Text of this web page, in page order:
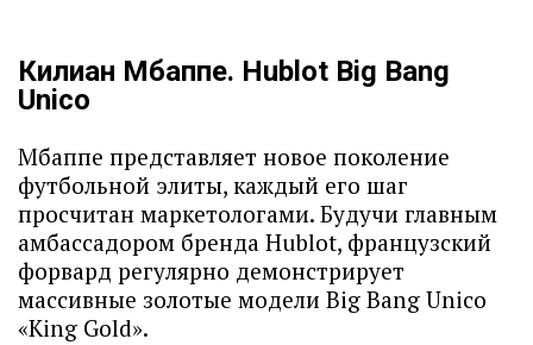
Килиан Мбаппе. Hublot Big Bang
Unico
Мбаппе представляет новое поколение
футбольной элиты, каждый его шаг
просчитан маркетологами. Будучи главным
амбассадором бренда Hublot, французский
форвард регулярно демонстрирует
массивные золотые модели Big Bang Unico
«King Gold».